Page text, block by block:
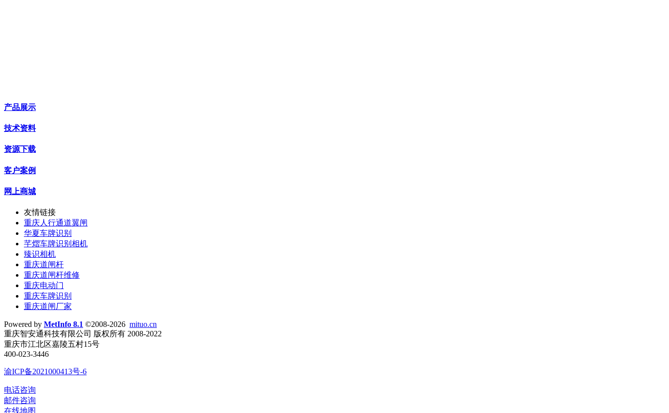
产品展示
技术资料
资源下载
客户案例
网上商城
友情链接
重庆人行通道翼闸
华夏车牌识别
芊熠车牌识别相机
臻识相机
重庆道闸杆
重庆道闸杆维修
重庆电动门
重庆车牌识别
重庆道闸厂家
Powered by MetInfo 8.1 ©2008-2026 mituo.cn
重庆智安通科技有限公司 版权所有 2008-2022
重庆市江北区嘉陵五村15号
400-023-3446
渝ICP备2021000413号-6
电话咨询
邮件咨询
在线地图